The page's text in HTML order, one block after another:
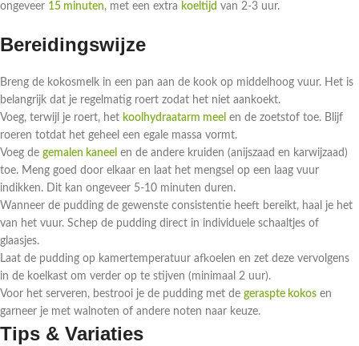
ongeveer 15 minuten, met een extra koeltijd van 2-3 uur.
Bereidingswijze
Breng de kokosmelk in een pan aan de kook op middelhoog vuur. Het is
belangrijk dat je regelmatig roert zodat het niet aankoekt.
Voeg, terwijl je roert, het koolhydraatarm meel en de zoetstof toe. Blijf
roeren totdat het geheel een egale massa vormt.
Voeg de gemalen kaneel en de andere kruiden (anijszaad en karwijzaad)
toe. Meng goed door elkaar en laat het mengsel op een laag vuur
indikken. Dit kan ongeveer 5-10 minuten duren.
Wanneer de pudding de gewenste consistentie heeft bereikt, haal je het
van het vuur. Schep de pudding direct in individuele schaaltjes of
glaasjes.
Laat de pudding op kamertemperatuur afkoelen en zet deze vervolgens
in de koelkast om verder op te stijven (minimaal 2 uur).
Voor het serveren, bestrooi je de pudding met de geraspte kokos en
garneer je met walnoten of andere noten naar keuze.
Tips & Variaties